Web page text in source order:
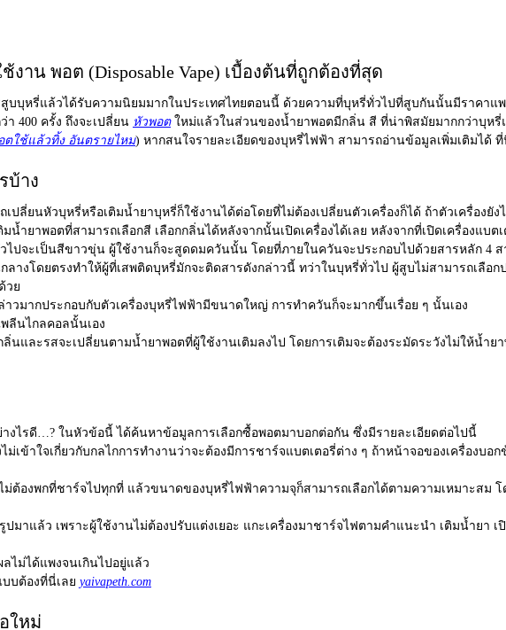
งาน พอต (Disposable Vape) เบื้องต้นที่ถูกต้องที่สุด
สูบบุหรี่แล้วได้รับความนิยมมากในประเทศไทยตอนนี้ ด้วยความที่บุหรี่ทั่วไปที่สูบกันนั้นมีราคาแ
400 ครั้ง ถึงจะเปลี่ยน หัวพอตใหม่แล้วในส่วนของน้ำยาพอตมีกลิ่น สี ที่น่าพิสมัยมากกว่าบุหรี่
ตใช้แล้วทิ้ง อันตรายไหม) หากสนใจรายละเอียดของบุหรี่ไฟฟ้า สามารถอ่านข้อมูลเพิ่มเติมได้ ที่
บ้าง
ยนหัวบุหรี่หรือเติมน้ำยาบุหรี่ก็ใช้งานได้ต่อโดยที่ไม่ต้องเปลี่ยนตัวเครื่องก็ได้ ถ้าตัวเครื่องยั
ำยาพอตที่สามารถเลือกสี เลือกกลิ่นได้หลังจากนั้นเปิดเครื่องได้เลย หลังจากที่เปิดเครื่องแบ
ไปจะเป็นสีขาวขุ่น ผู้ใช้งานก็จะสูดดมควันนั้น โดยที่ภายในควันจะประกอบไปด้วยสารหลัก 4
งโดยตรงทำให้ผู้ที่เสพติดบุหรี่มักจะติดสารดังกล่าวนี้ ทว่าในบุหรี่ทั่วไป ผู้สูบไม่สามารถเลือ
วย
วมากประกอบกับตัวเครื่องบุหรี่ไฟฟ้ามีขนาดใหญ่ การทำควันก็จะมากขึ้นเรื่อย ๆ นั้นเอง
ลีนไกลคอลนั้นเอง
นและรสจะเปลี่ยนตามน้ำยาพอตที่ผู้ใช้งานเติมลงไป โดยการเติมจะต้องระมัดระวังไม่ให้น้ำย
งไรดี…? ในหัวข้อนี้ ได้ค้นหาข้อมูลการเลือกซื้อพอตมาบอกต่อกัน ซึ่งมีรายละเอียดต่อไปนี้
เข้าใจเกี่ยวกับกลไกการทำงานว่าจะต้องมีการชาร์จแบตเตอรี่ต่าง ๆ ถ้าหน้าจอของเครื่องบ
ม่ต้องพกที่ชาร์จไปทุกที่ แล้วขนาดของบุหรี่ไฟฟ้าความจุก็สามารถเลือกได้ตามความเหมาะสม
าแล้ว เพราะผู้ใช้งานไม่ต้องปรับแต่งเยอะ แกะเครื่องมาชาร์จไฟตามคำแนะนำ เติมน้ำยา เ
ไม่ได้แพงจนเกินไปอยู่แล้ว
บต้องที่นี่เลย yaivapeth.com
ใหม่